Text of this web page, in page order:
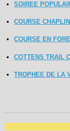
SOIREE
COURSE
COURSE EN
COTTENS TRAIL
TROPHEE DE LA